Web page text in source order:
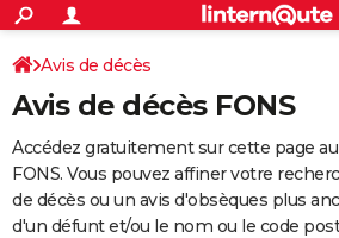
ACTUALITÉS
Politique
Société
Faits Divers
Education
Monde
Villes
+
SPORT
Coupe du monde 2026
Football
Tennis
Cyclisme
Rugby
Forum
Programme TV
TNT
Streaming
Cinéma
Sorties cinéma
Musique
+
FINANCE
Retraite
Impôts
Epargne
Immobilier
Risques naturels par ville
Banque
Assurance
Crédit
AUTO
Avis de décès
Avis de décès FONS
Accédez gratuitement sur cette page
FONS. Vous pouvez affiner votre
de décès ou un avis d'obsèques plus
d'un défunt et/ou le nom ou le code